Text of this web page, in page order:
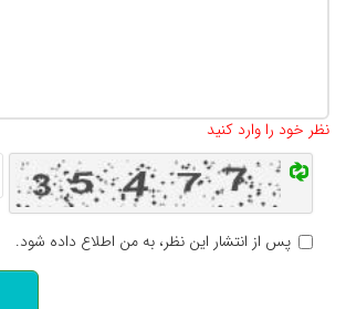
نظر خود را وارد کنید
پس از انتشار این نظر، به من اطلاع داده شود.